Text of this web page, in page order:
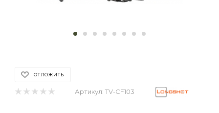
ОТЛОЖИТЬ
Артикул: TV-CF103